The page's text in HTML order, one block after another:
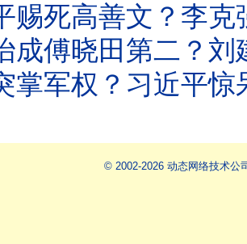
？李克强同款；美驻华使馆十连发警报：逃离中国！
？刘建超落马扯出国际绯闻！广西大洪水惨炸，中国大
近平惊呆：张升民一个人开军委会！李克强哼习惹
© 2002-2026 动态网络技术公